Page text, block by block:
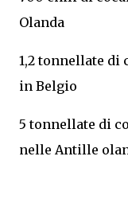
Olanda
1,2 tonnellate di
in Belgio
5 tonnellate di
nelle Antille